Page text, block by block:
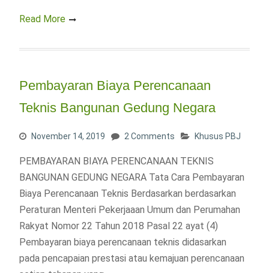
Read More
Pembayaran Biaya Perencanaan
Teknis Bangunan Gedung Negara
November 14, 2019 2 Comments Khusus PBJ
PEMBAYARAN BIAYA PERENCANAAN TEKNIS
BANGUNAN GEDUNG NEGARA Tata Cara Pembayaran
Biaya Perencanaan Teknis Berdasarkan berdasarkan
Peraturan Menteri Pekerjaaan Umum dan Perumahan
Rakyat Nomor 22 Tahun 2018 Pasal 22 ayat (4)
Pembayaran biaya perencanaan teknis didasarkan
pada pencapaian prestasi atau kemajuan perencanaan